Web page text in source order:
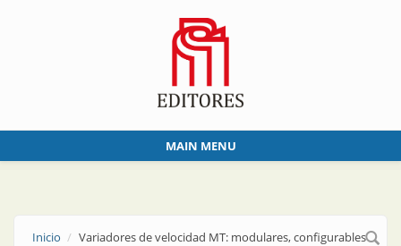
MAIN MENU
Inicio Variadores de velocidad MT: modulares, configurables